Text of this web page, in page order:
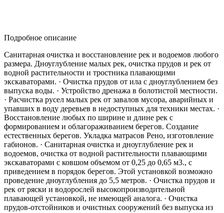
Подробное описание
Санитарная очистка и восстановление рек и водоемов любого
размера. Дноуглубление малых рек, очистка прудов и рек от
водной растительности и тростника плавающими
экскаваторами. · Очистка прудов от ила с дноуглублением без
выпуска воды. · Устройство дренажа в болотистой местности.
· Расчистка русел малых рек от завалов мусора, аварийных и
упавших в воду деревьев в недоступных для техники местах. ·
Восстановление любых по ширине и длине рек с
формированием и облагораживанием берегов. Создание
естественных берегов. Укладка матрасов Рено, изготовление
габионов. · Санитарная очистка и дноуглубление рек и
водоемов, очистка от водной растительности плавающими
экскаваторами с ковшом объемом от 0,25 до 0,65 м3., с
приведением в порядок берегов. Этой установкой возможно
проведение дноуглубления до 5,5 метров. · Очистка прудов и
рек от ряски и водорослей высокопроизводительной
плавающей установкой, не имеющей аналога. · Очистка
прудов-отстойников и очистных сооружений без выпуска из